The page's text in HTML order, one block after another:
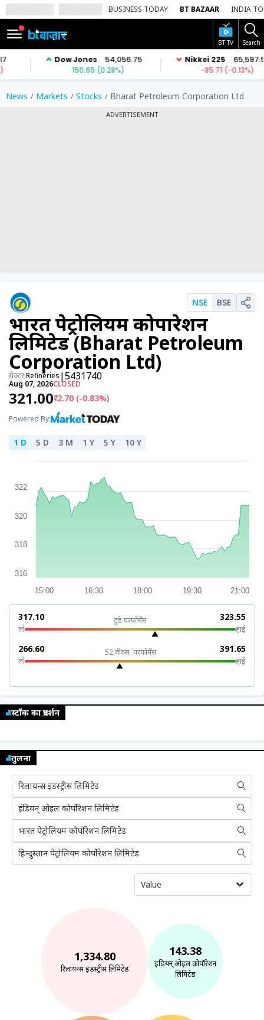
BUSINESS TODAY BT BAZAAR INDIA
BT TV Search
SIGN
IN
Mode
म्यूचु्अल
फंड
ऑटो
मार्केट
शेयर
बाज़ार
बिजनेस
न्यूज
News Markets Stocks Bharat Petroleum Corporation Ltd
ADVERTISEMENT
NSE BSE
भारत पेट्रोलियम कोर्पोरेशन
लिमिटेड (Bharat Petroleum
Corporation Ltd)
सेक्टर:Refineries |5431740
Aug 07, 2026CLOSED
₹321.00₹-2.70 (-0.83%)
Powered By:
1 D 5 D 3 M 1 Y 5 Y 10 Y
15:00 16:30 18:00 19:30 21:00
316
318
320
322
लो
₹317.10
टुडे परफॉर्मेंस
हाई
₹323.55
लो
₹266.60
52 वीक्स परफॉर्मेंस
हाई
₹391.65
स्टॉक का प्रदर्शन
तुलना
रिलायन्स इंडस्ट्रीस लिमिटेड
इंडियन् ओइल कोर्पोरेशन लिमिटेड
भारत पेट्रोलियम कोर्पोरेशन लिमिटेड
हिन्दुस्तान पेट्रोलियम कोर्पोरेशन लिमिटेड
Value
1,334.80
रिलायन्स इंडस्ट्रीस लिमिटेड
143.38
इंडियन् ओइल कोर्पोरेशन
लिमिटेड